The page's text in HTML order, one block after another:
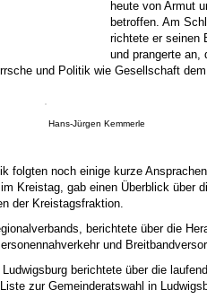
heute von Armut
betroffen. Am
richtete er seinen
und prangerte an,
und Politik wie Gesellschaft
Hans-Jürgen Kemmerle
folgten noch einige kurze Ansprachen.
Kreistag, gab einen Überblick über
der Kreistagsfraktion.
berichtete über die
und
berichtete über die
zur Gemeinderatswahl in